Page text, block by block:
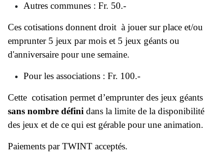
Autres communes : Fr. 50.-
Ces cotisations donnent droit à jouer sur place et/ou
emprunter 5 jeux par mois et 5 jeux géants ou
d'anniversaire pour une semaine.
Pour les associations : Fr. 100.-
Cette cotisation permet d’emprunter des jeux géants
sans nombre défini dans la limite de la disponibilité
des jeux et de ce qui est gérable pour une animation.
Paiements par TWINT acceptés.